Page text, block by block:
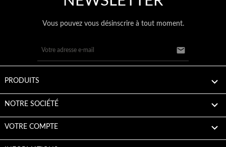
Vous pouvez vous désinscrire à tout moment.

PRODUITS 
NOTRE SOCIÉTÉ 
VOTRE COMPTE 